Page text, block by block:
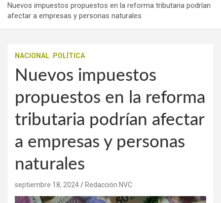
Nuevos impuestos propuestos en la reforma tributaria podrían
afectar a empresas y personas naturales
NACIONAL POLÍTICA
Nuevos impuestos
propuestos en la reforma
tributaria podrían afectar
a empresas y personas
naturales
septiembre 18, 2024 Redacción NVC